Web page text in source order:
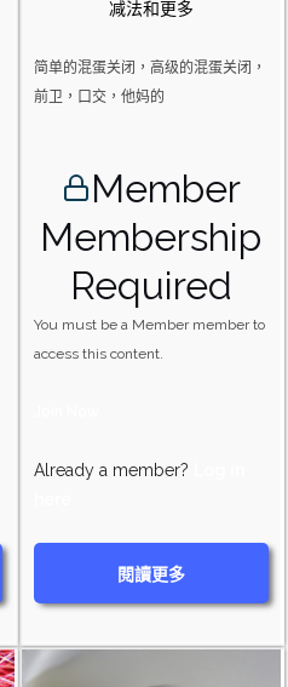
减法和更多
简单的混蛋关闭，高级的混蛋关闭，
前卫，口交，他妈的
Member
Membership
Required
You must be a Member member to
access this content.
Already a member?
閱讀更多